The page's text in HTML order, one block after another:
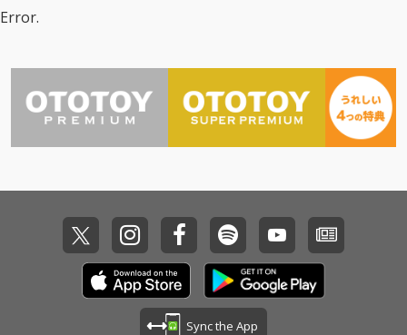
いる。
イなサウンドとなって
いる。
Error.
Sync the App